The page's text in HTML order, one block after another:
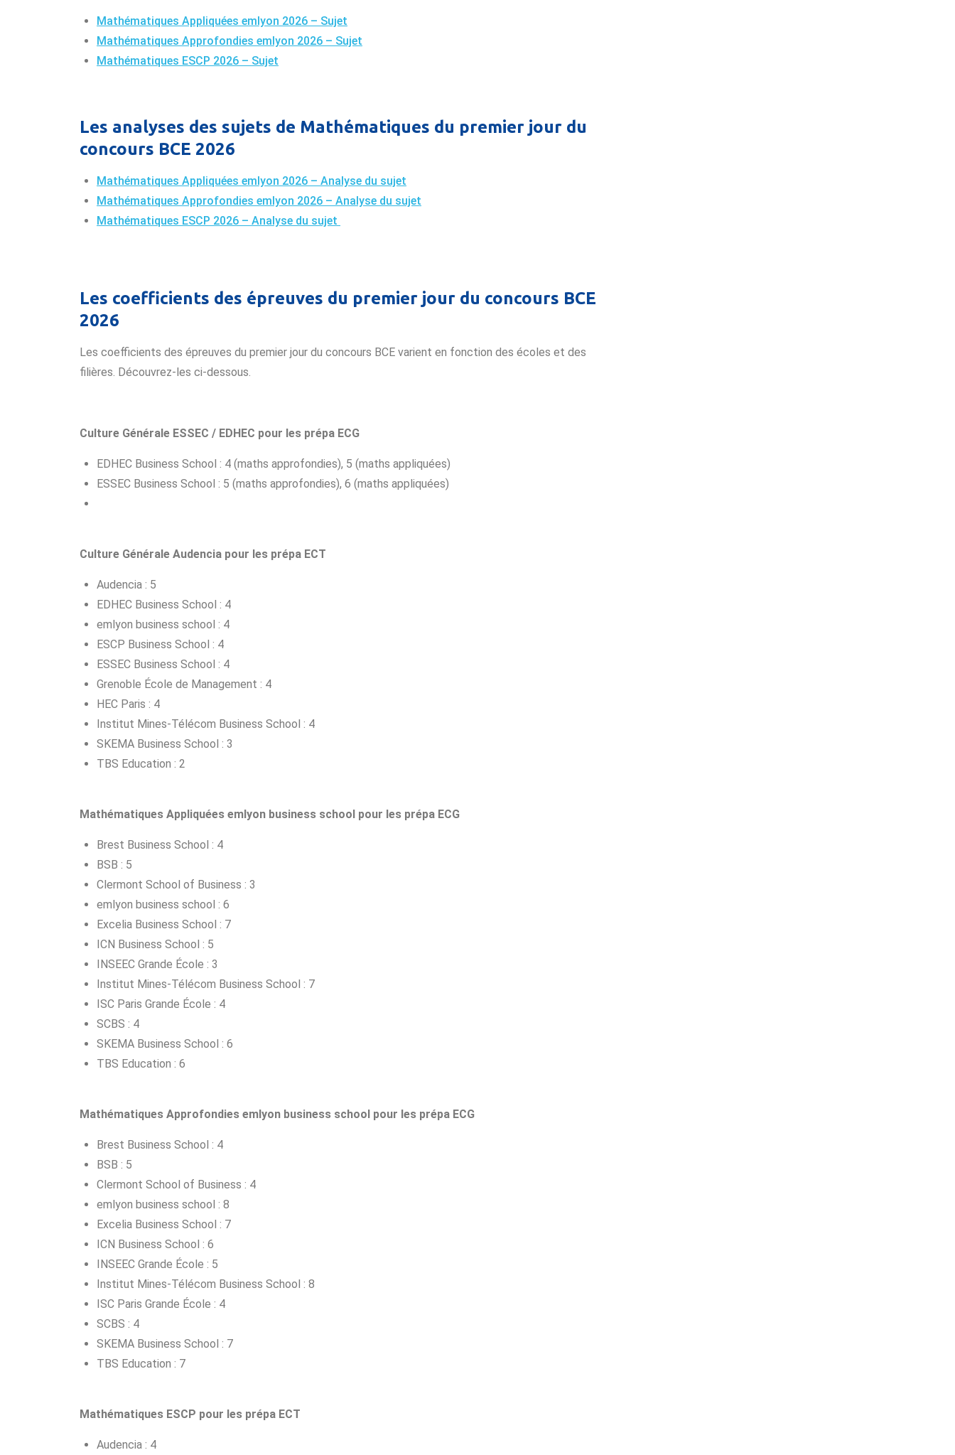
Mathématiques Appliquées emlyon 2026 – Sujet
Mathématiques Approfondies emlyon 2026 – Sujet
Mathématiques ESCP 2026 – Sujet
Les analyses des sujets de Mathématiques du premier jour du
concours BCE 2026
Mathématiques Appliquées emlyon 2026 – Analyse du sujet
Mathématiques Approfondies emlyon 2026 – Analyse du sujet
Mathématiques ESCP 2026 – Analyse du sujet
Les coefficients des épreuves du premier jour du concours BCE
2026
Les coefficients des épreuves du premier jour du concours BCE varient en fonction des écoles et des
filières. Découvrez-les ci-dessous.
Culture Générale ESSEC / EDHEC pour les prépa ECG
EDHEC Business School : 4 (maths approfondies), 5 (maths appliquées)
ESSEC Business School : 5 (maths approfondies), 6 (maths appliquées)
Culture Générale Audencia pour les prépa ECT
Audencia : 5
EDHEC Business School : 4
emlyon business school : 4
ESCP Business School : 4
ESSEC Business School : 4
Grenoble École de Management : 4
HEC Paris : 4
Institut Mines-Télécom Business School : 4
SKEMA Business School : 3
TBS Education : 2
Mathématiques Appliquées emlyon business school pour les prépa ECG
Brest Business School : 4
BSB : 5
Clermont School of Business : 3
emlyon business school : 6
Excelia Business School : 7
ICN Business School : 5
INSEEC Grande École : 3
Institut Mines-Télécom Business School : 7
ISC Paris Grande École : 4
SCBS : 4
SKEMA Business School : 6
TBS Education : 6
Mathématiques Approfondies emlyon business school pour les prépa ECG
Brest Business School : 4
BSB : 5
Clermont School of Business : 4
emlyon business school : 8
Excelia Business School : 7
ICN Business School : 6
INSEEC Grande École : 5
Institut Mines-Télécom Business School : 8
ISC Paris Grande École : 4
SCBS : 4
SKEMA Business School : 7
TBS Education : 7
Mathématiques ESCP pour les prépa ECT
Audencia : 4